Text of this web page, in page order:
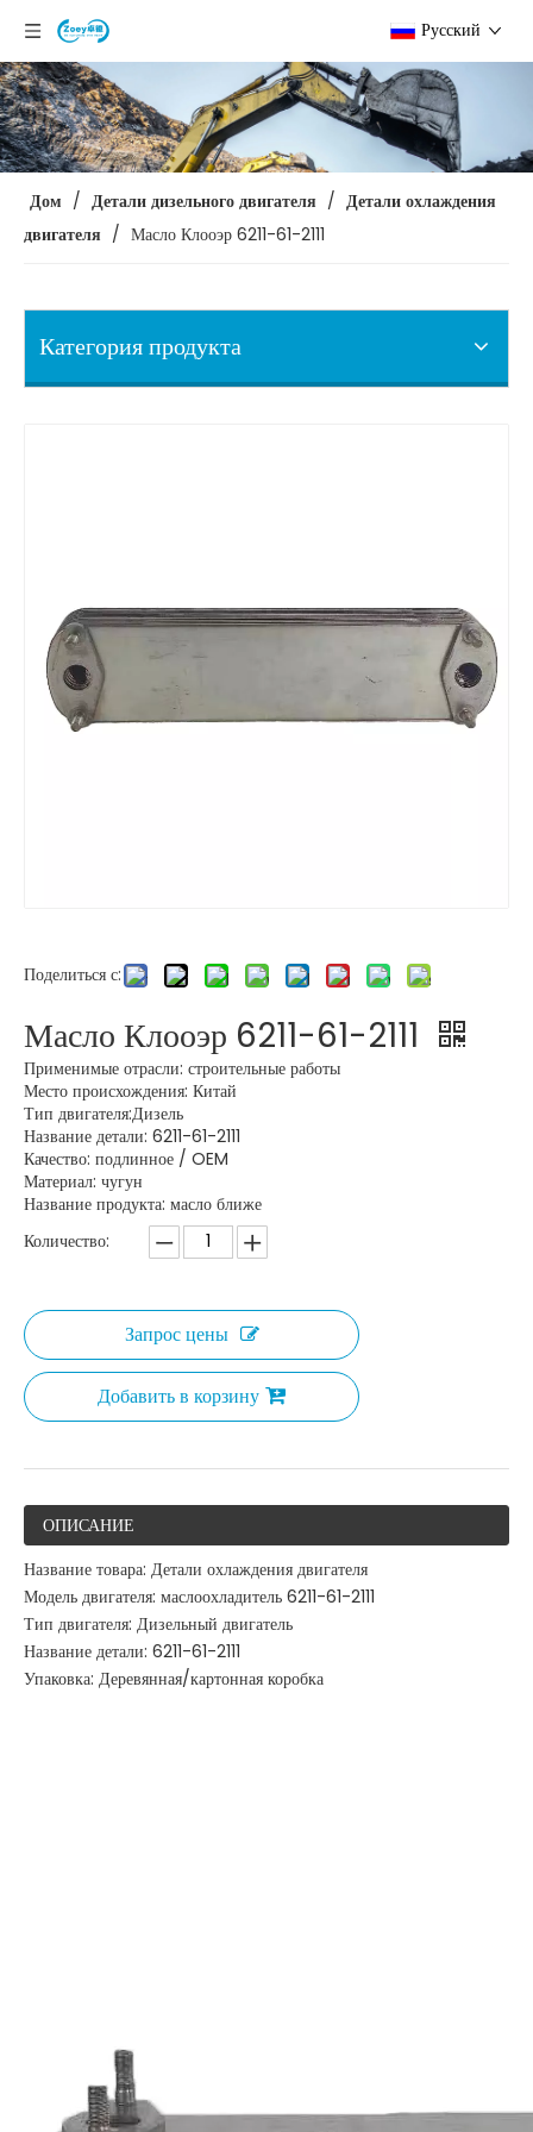
Pусский
Дом / Детали дизельного двигателя / Детали охлаждения
двигателя / Масло Клооэр 6211-61-2111
Категория продукта
Поделиться с:
Масло Клооэр 6211-61-2111
Применимые отрасли: строительные работы
Место происхождения: Китай
Тип двигателя:Дизель
Название детали: 6211-61-2111
Качество: подлинное / OEM
Материал: чугун
Название продукта: масло ближе
Количество:
Запрос цены
Добавить в корзину
ОПИСАНИЕ
Название товара: Детали охлаждения двигателя
Модель двигателя: маслоохладитель 6211-61-2111
Тип двигателя: Дизельный двигатель
Название детали: 6211-61-2111
Упаковка: Деревянная/картонная коробка